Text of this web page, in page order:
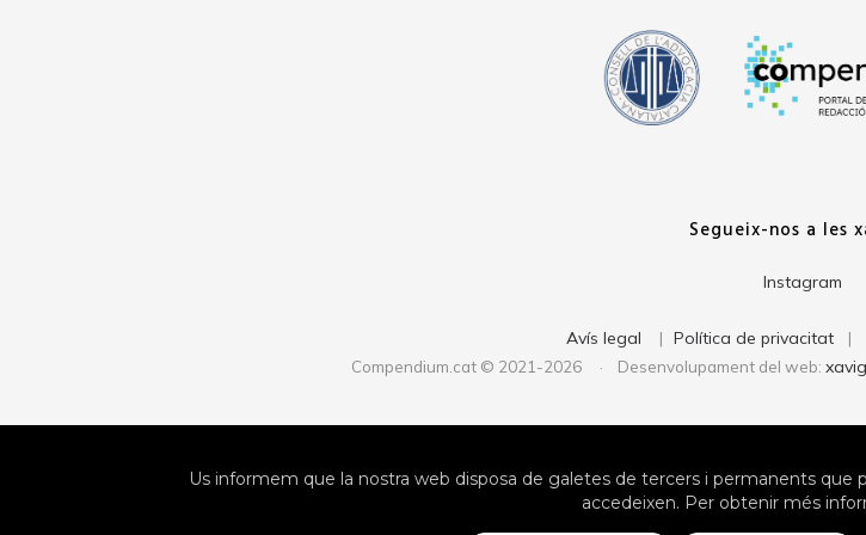
Segueix-nos a les
Instagram
Avís legal | Política de privacitat |
Compendium.cat © 2021-2026 · Desenvolupament del web:
Us informem que la nostra web disposa de galetes de tercers i permanents
accedeixen. Per obtenir més